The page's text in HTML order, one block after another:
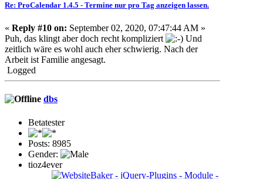
Re: ProCalendar 1.4.5 - Termine nur pro Tag anzeigen lassen.
« Reply #10 on: September 02, 2020, 07:47:44 AM »
Puh, das klingt aber doch recht kompliziert
Und
zeitlich wäre es wohl auch eher schwierig. Nach der
Arbeit ist Familie angesagt.
Logged
dbs
Betatester
Posts: 8985
Gender:
tioz4ever